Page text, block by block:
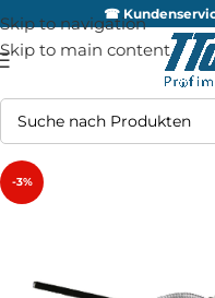
Skip to navigation
Skip to main content
☎
-3%